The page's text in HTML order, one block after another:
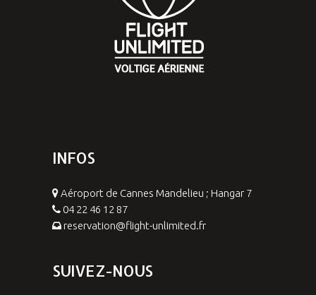
INFOS
Aéroport de Cannes Mandelieu ; Hangar 7
04 22 46 12 87
reservation@flight-unlimited.fr
SUIVEZ-NOUS